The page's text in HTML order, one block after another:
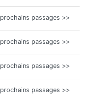
prochains passages >>
prochains passages >>
prochains passages >>
prochains passages >>